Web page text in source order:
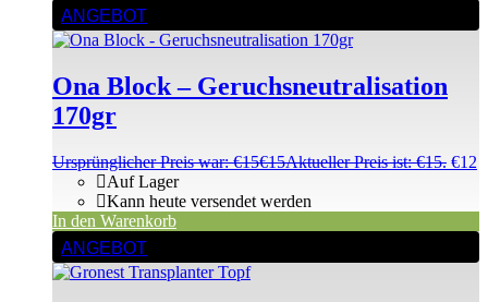
ANGEBOT
Ona Block – Geruchsneutralisation
170gr
Ursprünglicher Preis war: €15€15Aktueller Preis ist: €15. €12
Auf Lager
Kann heute versendet werden
In den Warenkorb
ANGEBOT